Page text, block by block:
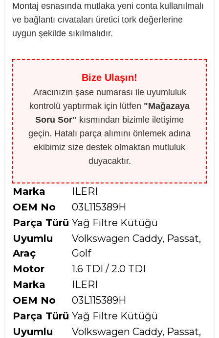
Montaj esnasında mutlaka yeni conta kullanılmalı
ve bağlantı cıvataları üretici tork değerlerine
uygun şekilde sıkılmalıdır.
Bize Ulaşın!
Aracınızın şase numarası ile uyumluluk
kontrolü yaptırmak için lütfen "Mağazaya
Soru Sor" kısmından bizimle iletişime
geçin. Hatalı parça alımını önlemek adına
ekibimiz size destek olmaktan mutluluk
duyacaktır.
Marka
ILERI
OEM No
03L115389H
Parça Türü Yağ Filtre Kütüğü
Uyumlu
Araç
Volkswagen Caddy, Passat,
Golf
Motor
1.6 TDI / 2.0 TDI
Marka
ILERI
OEM No
03L115389H
Parça Türü Yağ Filtre Kütüğü
Uyumlu
Volkswagen Caddy, Passat,